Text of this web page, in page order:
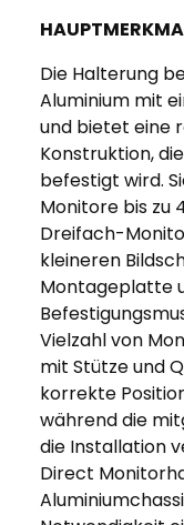
Die Halterung
Aluminium mit
und bietet eine
Konstruktion,
befestigt wird.
Monitore bis zu
Dreifach-
kleineren
Montageplatte
Vielzahl von
mit Stütze und
korrekte
während die
die Installation
Direct